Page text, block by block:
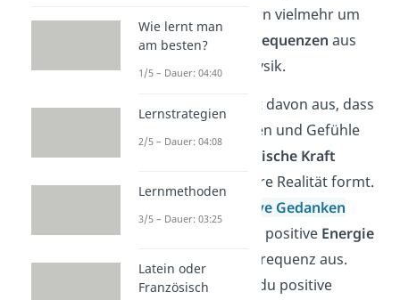
Esoterik, sondern vielmehr um
Energien
Frequenzen aus
der Quantenphysik.
Das Gesetz geht davon aus, dass
unsere Gedanken und Gefühle
magnetische Kraft
haben, die unsere Realität formt.
positive Gedanken
hast, strahlst du positive Energie
und eine hohe Frequenz aus.
Dadurch ziehst du positive
Wie lernt man
am besten?
1/5 – Dauer: 04:40
Lernstrategien
2/5 – Dauer: 04:08
Lernmethoden
3/5 – Dauer: 03:25
Latein oder
Französisch